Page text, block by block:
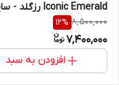
(زنانه)
8,500,000
12%
7,400,000
افزودن به سبد